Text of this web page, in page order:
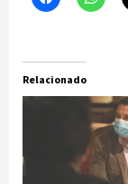
Relacionado